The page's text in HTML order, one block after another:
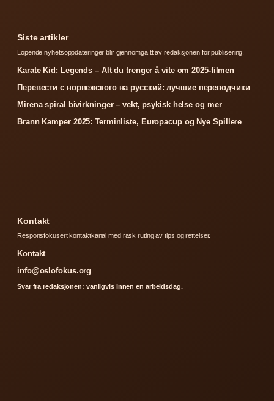
Siste artikler
Lopende nyhetsoppdateringer blir gjennomga tt av redaksjonen for publisering.
Karate Kid: Legends – Alt du trenger å vite om 2025-filmen
Перевести с норвежского на русский: лучшие переводчики
Mirena spiral bivirkninger – vekt, psykisk helse og mer
Brann Kamper 2025: Terminliste, Europacup og Nye Spillere
Kontakt
Responsfokusert kontaktkanal med rask ruting av tips og rettelser.
Kontakt
info@oslofokus.org
Svar fra redaksjonen: vanligvis innen en arbeidsdag.